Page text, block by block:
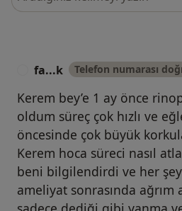
fa...k Telefon numarası
Kerem bey’e 1 ay önce
oldum süreç çok hızlı ve
öncesinde çok büyük
Kerem hoca süreci nasıl
beni bilgilendirdi ve her
ameliyat sonrasında ağrım